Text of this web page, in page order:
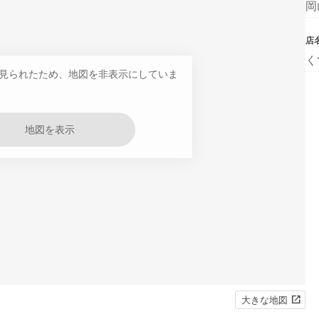
られたため、地図を非表示にしていま
地図を表示
大きな地図
店